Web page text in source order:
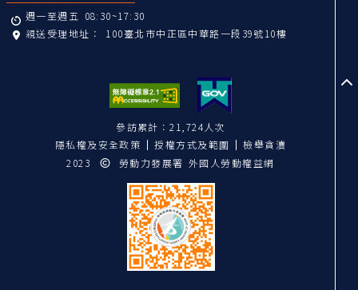
週一至週五 08:30~17:30
親送受理地址： 100臺北市中正區中華路一段39號10樓
參訪累計：21,724人次
隱私權及安全政策
授權方式及範圍
檢舉貪瀆
2023
勞動力發展署 外國人勞動權益網
至